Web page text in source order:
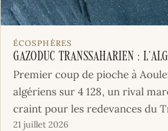
ÉCOSPHÈRES
Gazoduc transsaharien :
Premier coup de pioche à
algériens sur 4 128, un rival
craint pour les redevances du
21 juillet 2026